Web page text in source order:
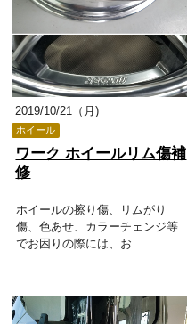
2019/10/21（月)
ホイール
ワーク ホイールリム傷補
修
ホイールの擦り傷、リムがり
傷、色あせ、カラーチェンジ等
でお困りの際には、お...